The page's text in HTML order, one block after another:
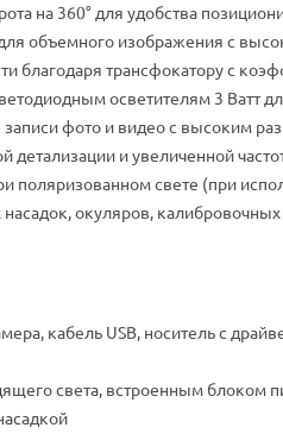
на 360° для удобства
объемного изображения с
благодаря трансфокатору с
осветителям 3 Ватт
записи фото и видео с высоким
и увеличенной
поляризованном свете (при
окуляров,
кабель USB, носитель с
света, встроенным блоком